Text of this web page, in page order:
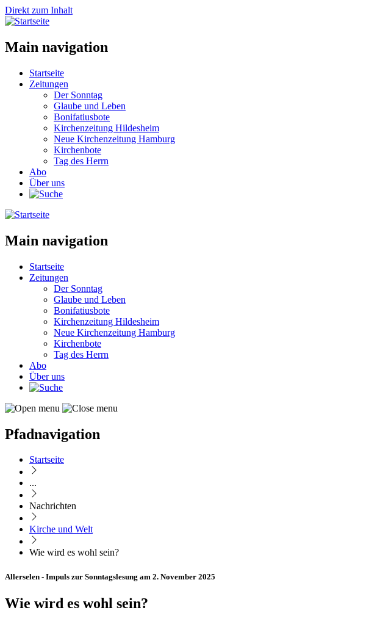
Direkt zum Inhalt
Main navigation
Startseite
Zeitungen
Der Sonntag
Glaube und Leben
Bonifatiusbote
Kirchenzeitung Hildesheim
Neue Kirchenzeitung Hamburg
Kirchenbote
Tag des Herrn
Abo
Über uns
Main navigation
Startseite
Zeitungen
Der Sonntag
Glaube und Leben
Bonifatiusbote
Kirchenzeitung Hildesheim
Neue Kirchenzeitung Hamburg
Kirchenbote
Tag des Herrn
Abo
Über uns
Pfadnavigation
Startseite
...
Nachrichten
Kirche und Welt
Wie wird es wohl sein?
Allerselen - Impuls zur Sonntagslesung am 2. November 2025
Wie wird es wohl sein?